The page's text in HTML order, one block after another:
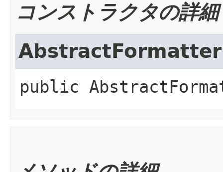
コンストラクタの詳細
AbstractFormatter
public